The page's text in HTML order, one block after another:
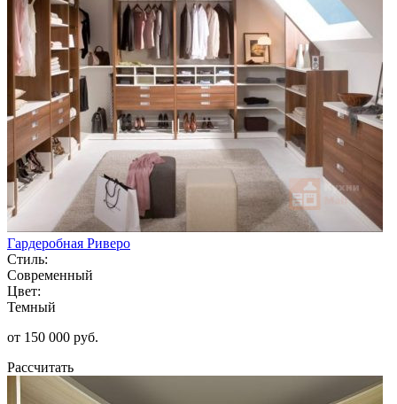
Гардеробная Риверо
Стиль:
Современный
Цвет:
Темный
от 150 000 руб.
Рассчитать